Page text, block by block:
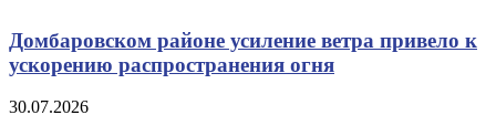
Домбаровском районе усиление ветра привело к
ускорению распространения огня
30.07.2026